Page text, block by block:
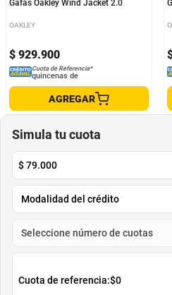
Gafas Oakley Wind Jacket 2.0
$ 929.900
Cuota de Referencia*
AGREGAR
Simula tu cuota